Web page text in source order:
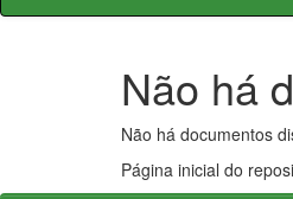
Não há
Não há documentos
Página inicial do